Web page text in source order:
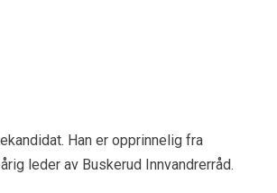
Han er opprinnelig fra
leder av Buskerud Innvandrerråd.